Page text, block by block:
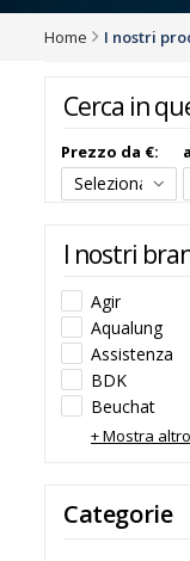
Home I nostri
Cerca in
Prezzo da €:
I nostri
Agir
Aqualung
Assistenza
BDK
Beuchat
BTS
CRB
+ Mostra altro
Categorie